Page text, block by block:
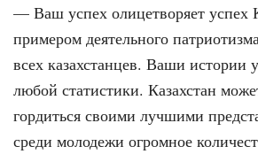
— Ваш успех олицетворяет успех
примером деятельного
всех казахстанцев. Ваши истории
любой статистики. Казахстан
гордиться своими лучшими
среди молодежи огромное